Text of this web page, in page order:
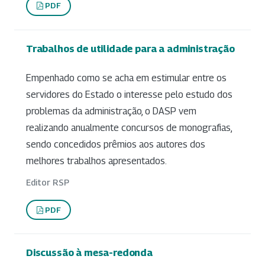
PDF
Trabalhos de utilidade para a administração
Empenhado como se acha em estimular entre os
servidores do Estado o interesse pelo estudo dos
problemas da administração, o DASP vem
realizando anualmente concursos de monografias,
sendo concedidos prêmios aos autores dos
melhores trabalhos apresentados.
Editor RSP
PDF
Discussão à mesa-redonda